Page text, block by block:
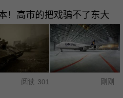
！高市的把戏骗不了东大
阅读 301 刚刚